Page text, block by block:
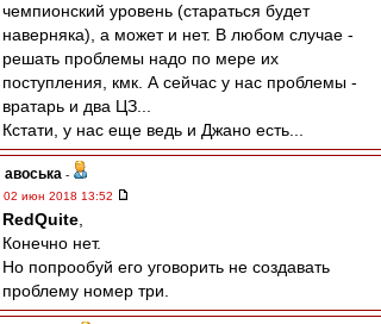
чемпионский уровень (стараться будет
наверняка), а может и нет. В любом случае -
решать проблемы надо по мере их
поступления, кмк. А сейчас у нас проблемы -
вратарь и два ЦЗ...
Кстати, у нас еще ведь и Джано есть...
авоська -
02 июн 2018 13:52
RedQuite
Конечно нет.
Но попрообуй его уговорить не создавать
проблему номер три.